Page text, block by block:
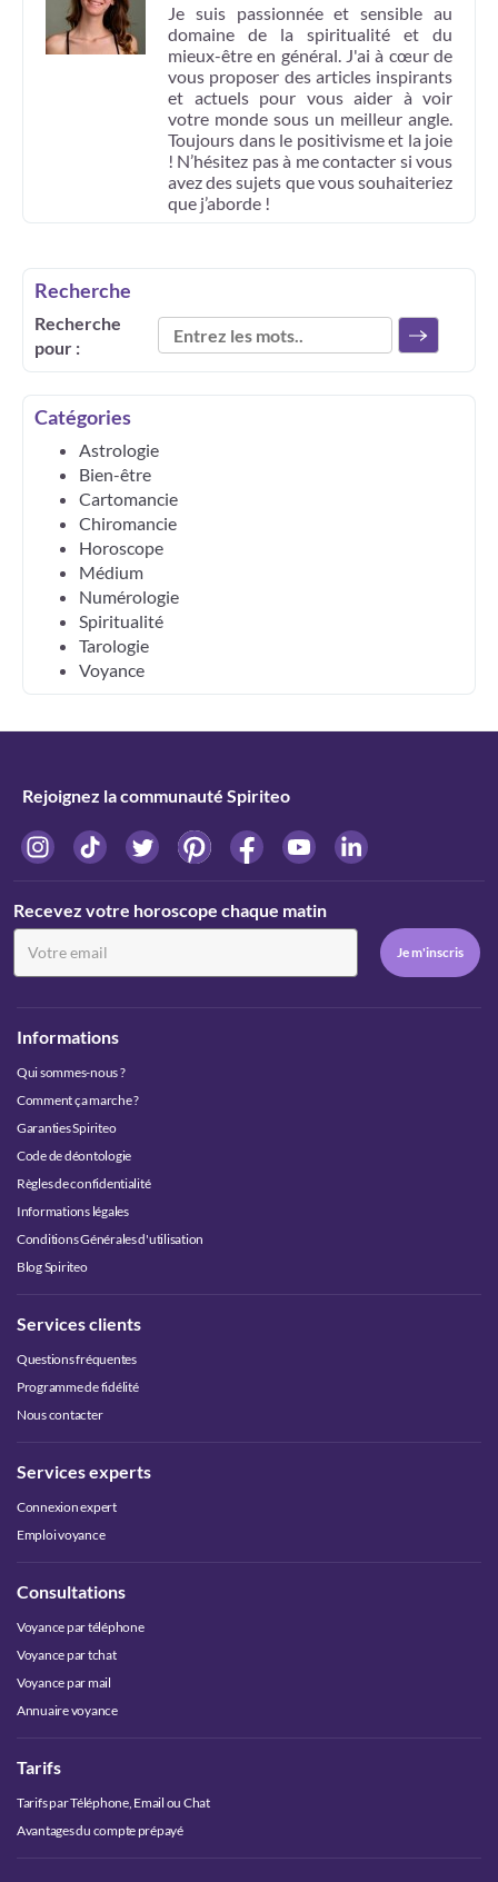
Je suis passionnée et sensible au
domaine de la spiritualité et du
mieux-être en général. J'ai à cœur de
vous proposer des articles inspirants
et actuels pour vous aider à voir
votre monde sous un meilleur angle.
Toujours dans le positivisme et la joie
! N’hésitez pas à me contacter si vous
avez des sujets que vous souhaiteriez
que j’aborde !
Recherche
Recherche
pour :
Catégories
Astrologie
Bien-être
Cartomancie
Chiromancie
Horoscope
Médium
Numérologie
Spiritualité
Tarologie
Voyance
Rejoignez la communauté Spiriteo
Recevez votre horoscope chaque matin
Informations
Qui sommes-nous ?
Comment ça marche ?
Garanties Spiriteo
Code de déontologie
Règles de confidentialité
Informations légales
Conditions Générales d'utilisation
Blog Spiriteo
Services clients
Questions fréquentes
Programme de fidélité
Nous contacter
Services experts
Connexion expert
Emploi voyance
Consultations
Voyance par téléphone
Voyance par tchat
Voyance par mail
Annuaire voyance
Tarifs
Tarifs par Téléphone, Email ou Chat
Avantages du compte prépayé